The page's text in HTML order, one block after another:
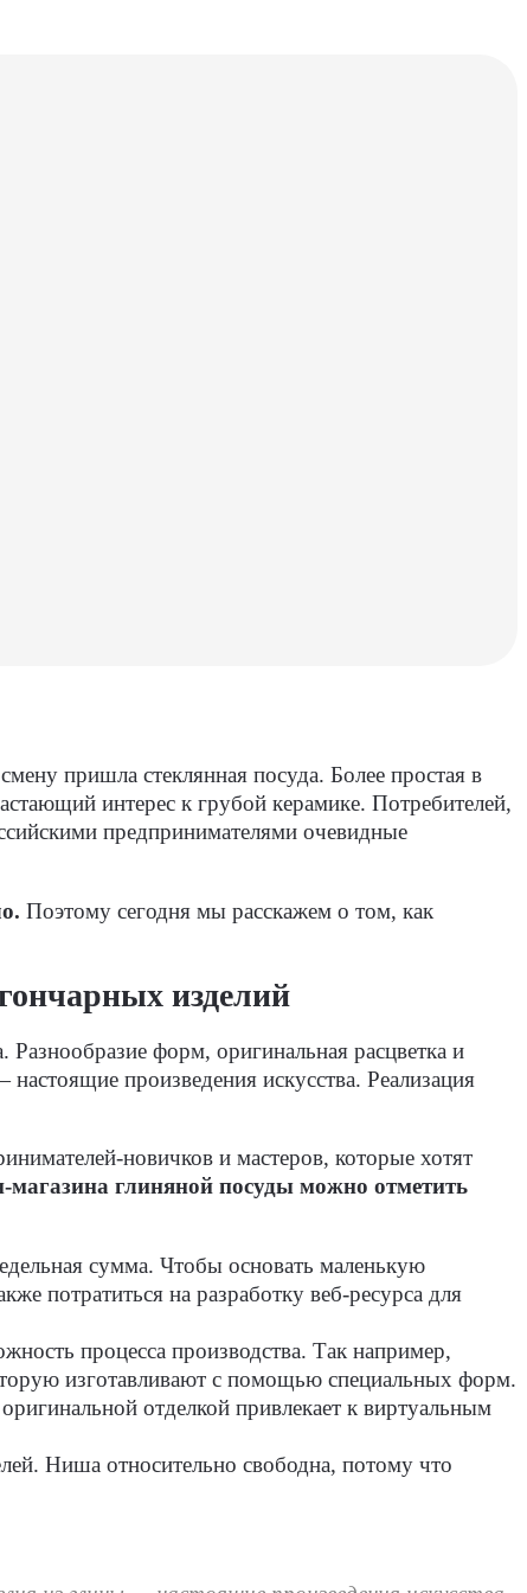
пришла стеклянная посуда. Более простая в
интерес к грубой керамике. Потребителей,
предпринимателями очевидные
Поэтому сегодня мы расскажем о том, как
изделий
форм, оригинальная расцветка и
произведения искусства. Реализация
новичков и мастеров, которые хотят
глиняной посуды можно отметить
сумма. Чтобы основать маленькую
потратиться на разработку веб-ресурса для
процесса производства. Так например,
изготавливают с помощью специальных форм.
отделкой привлекает к виртуальным
Ниша относительно свободна, потому что